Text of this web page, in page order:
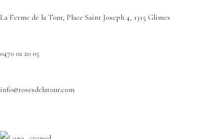
La Ferme de la Tour, Place Saint Joseph 4, 1315 Glimes
0470 02 20 05
info@rosesdelatour.com